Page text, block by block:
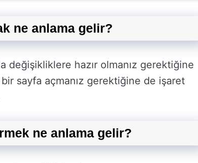
ne anlama gelir?
değişikliklere hazır olmanız gerektiğine
sayfa açmanız gerektiğine de işaret
ne anlama gelir?